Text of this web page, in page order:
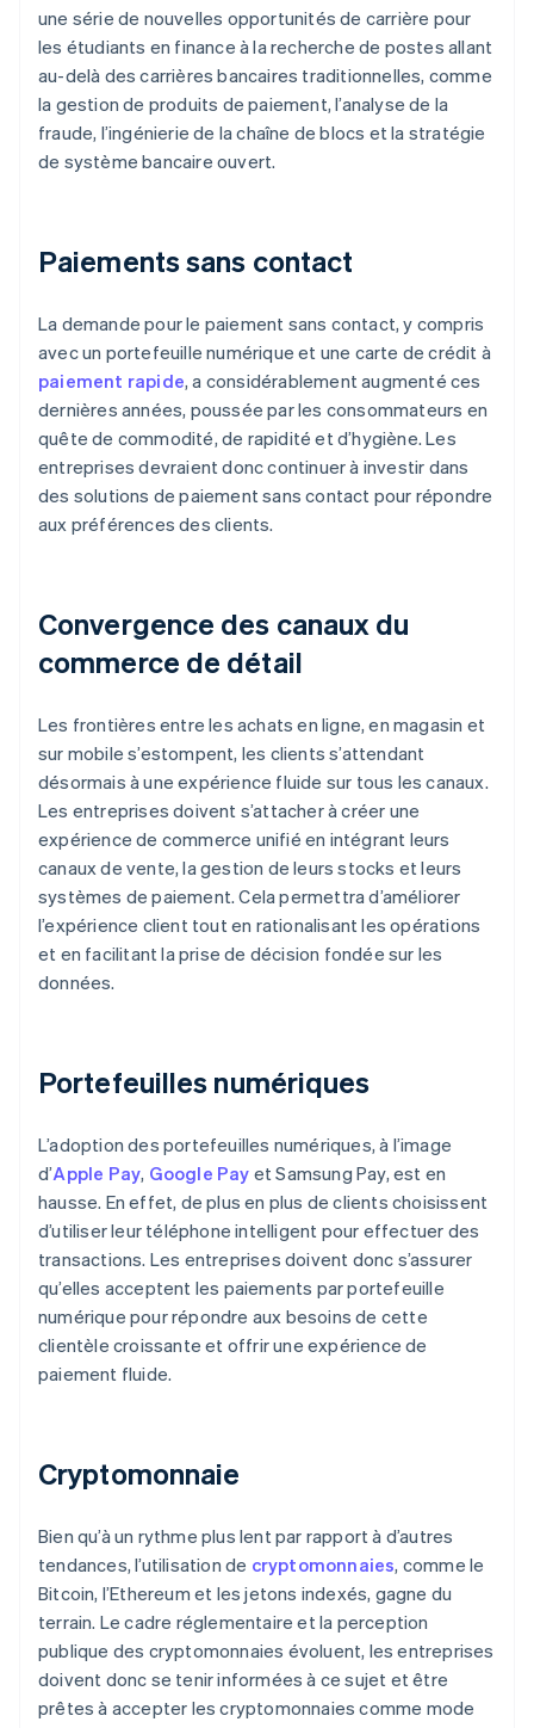
une série de nouvelles opportunités de carrière pour
les étudiants en finance à la recherche de postes allant
au-delà des carrières bancaires traditionnelles, comme
la gestion de produits de paiement, l’analyse de la
fraude, l’ingénierie de la chaîne de blocs et la stratégie
de système bancaire ouvert.
Paiements sans contact
La demande pour le paiement sans contact, y compris
avec un portefeuille numérique et une carte de crédit à
paiement rapide, a considérablement augmenté ces
dernières années, poussée par les consommateurs en
quête de commodité, de rapidité et d’hygiène. Les
entreprises devraient donc continuer à investir dans
des solutions de paiement sans contact pour répondre
aux préférences des clients.
Convergence des canaux du
commerce de détail
Les frontières entre les achats en ligne, en magasin et
sur mobile s’estompent, les clients s’attendant
désormais à une expérience fluide sur tous les canaux.
Les entreprises doivent s’attacher à créer une
expérience de commerce unifié en intégrant leurs
canaux de vente, la gestion de leurs stocks et leurs
systèmes de paiement. Cela permettra d’améliorer
l’expérience client tout en rationalisant les opérations
et en facilitant la prise de décision fondée sur les
données.
Portefeuilles numériques
L’adoption des portefeuilles numériques, à l’image
d’Apple Pay, Google Pay et Samsung Pay, est en
hausse. En effet, de plus en plus de clients choisissent
d’utiliser leur téléphone intelligent pour effectuer des
transactions. Les entreprises doivent donc s’assurer
qu’elles acceptent les paiements par portefeuille
numérique pour répondre aux besoins de cette
clientèle croissante et offrir une expérience de
paiement fluide.
Cryptomonnaie
Bien qu’à un rythme plus lent par rapport à d’autres
tendances, l’utilisation de cryptomonnaies, comme le
Bitcoin, l’Ethereum et les jetons indexés, gagne du
terrain. Le cadre réglementaire et la perception
publique des cryptomonnaies évoluent, les entreprises
doivent donc se tenir informées à ce sujet et être
prêtes à accepter les cryptomonnaies comme mode